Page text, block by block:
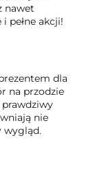
nawet
pełne akcji!
dla
na przodzie
prawdziwy
nie
wygląd.